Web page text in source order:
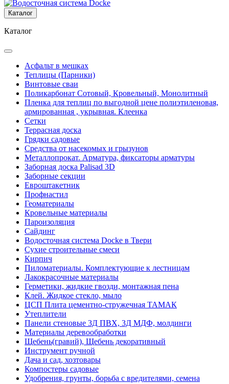
Каталог
Каталог
Асфальт в мешках
Теплицы (Парники)
Винтовые сваи
Поликарбонат Сотовый, Кровельный, Монолитный
Пленка для теплиц по выгодной цене полиэтиленовая,
армированная , укрывная. Клеенка
Сетки
Террасная доска
Грядки садовые
Средства от насекомых и грызунов
Металлопрокат. Арматура, фиксаторы арматуры
Заборная доска Palisad 3D
Заборные секции
Евроштакетник
Профнастил
Геоматериалы
Кровельные материалы
Пароизоляция
Сайдинг
Водосточная система Docke в Твери
Сухие строительные смеси
Кирпич
Пиломатериалы. Комплектующие к лестницам
Лакокрасочные материалы
Герметики, жидкие гвозди, монтажная пена
Клей. Жидкое стекло, мыло
ЦСП Плита цементно-стружечная ТАМАК
Утеплители
Панели стеновые 3Д ПВХ, 3Д МДФ, молдинги
Материалы деревообработки
Щебень(гравий), Щебень декоративный
Инструмент ручной
Дача и сад, хозтовары
Компостеры садовые
Удобрения, грунты, борьба с вредителями, семена